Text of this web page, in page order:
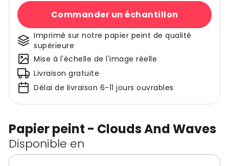
Papier peint - Clouds And Waves
Disponible en
Commander un échantillon
Imprimé sur notre papier peint de qualité
supérieure
Mise à l'échelle de l'image réelle
Livraison gratuite
Délai de livraison 6-11 jours ouvrables